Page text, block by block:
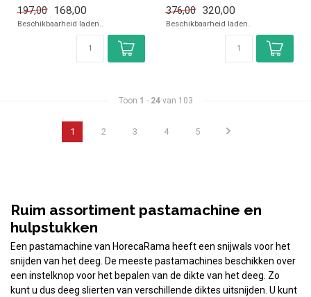
197,00
168,00
Beschikbaarheid laden..
376,00 320,00
Beschikbaarheid laden..
Toon 1 - 24van 103
1 2 3 4 5
Ruim assortiment pastamachine en
hulpstukken
Een pastamachine van HorecaRama heeft een snijwals voor het
snijden van het deeg. De meeste pastamachines beschikken over
een instelknop voor het bepalen van de dikte van het deeg. Zo
kunt u dus deeg slierten van verschillende diktes uitsnijden. U kunt